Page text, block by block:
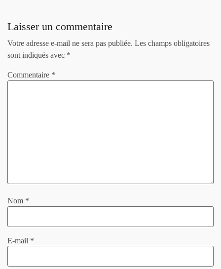
Laisser un commentaire
Votre adresse e-mail ne sera pas publiée. Les champs obligatoires
sont indiqués avec *
Commentaire *
Nom *
E-mail *